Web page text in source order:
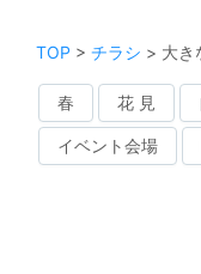
TOP > チラシ > 大き
春 花 見
イベント会場